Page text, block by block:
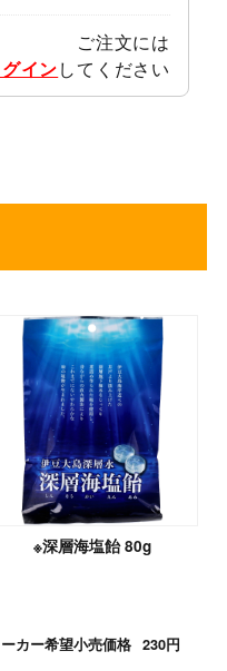
ご注文には
インしてください
※深層海塩飴 80g
ーカー希望小売価格 230円